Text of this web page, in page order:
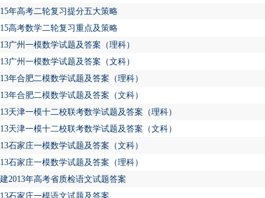
年高考二轮复习提分五大策略
高考数学二轮复习重点及策略
广州一模数学试题及答案（理科）
广州一模数学试题及答案（文科）
年合肥二模数学试题及答案（理科）
年合肥二模数学试题及答案（文科）
天津一模十二校联考数学试题及答案（理科）
天津一模十二校联考数学试题及答案（文科）
石家庄一模数学试题及答案（文科）
石家庄一模数学试题及答案（理科）
2013年高考省质检语文试题答案
石家庄一模语文试题及答案